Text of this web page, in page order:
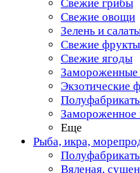
Свежие грибы
Свежие овощи
Зелень и
Свежие фрукты
Свежие ягоды
Экзотические
Замороженное
Еще
Рыба, икра,
Вяленая,